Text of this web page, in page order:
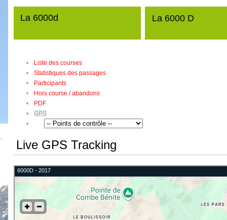
La 6000d La 6000 D
Liste des courses
Statistiques des passages
Participants
Hors course / abandons
PDF
GPS
Live GPS Tracking